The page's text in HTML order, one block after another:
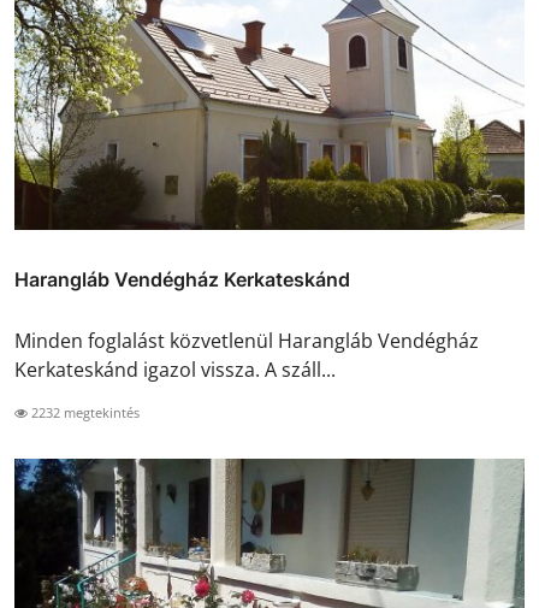
Harangláb Vendégház Kerkateskánd
Minden foglalást közvetlenül Harangláb Vendégház
Kerkateskánd igazol vissza. A száll...
2232 megtekintés